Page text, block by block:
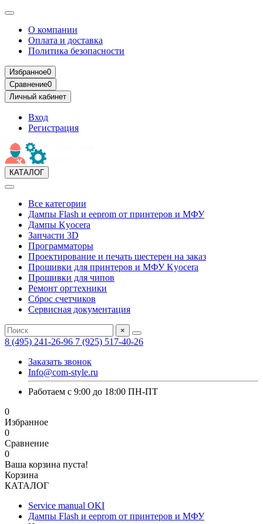
О компании
Оплата и доставка
Политика безопасности
Избранное0
Сравнение0
Личный кабинет
Вход
Регистрация
КАТАЛОГ
Все категории
Дампы Flash и eeprom от принтеров и МФУ
Дампы Kyocera
Запчасти 3D
Программаторы
Проектирование и печать шестерен на заказ
Прошивки для принтеров и МФУ Kyocera
Прошивки для чипов
Ремонт оргтехники
Сброс счетчиков
Сервисная документация
×
8 (495) 241-26-96 7 (925) 517-40-26
Заказать звонок
Info@com-style.ru
Работаем с 9:00 до 18:00 ПН-ПТ
0
Избранное
0
Сравнение
0
Ваша корзина пуста!
Корзина
КАТАЛОГ
Service manual OKI
Дампы Flash и eeprom от принтеров и МФУ